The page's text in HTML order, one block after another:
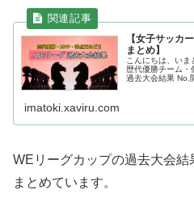
【女子サッカ
まとめ】
こんにちは、い
歴代優勝チーム
過去大会結果 No.
imatoki.xaviru.com
WEリーグカップの過去大会
まとめています。